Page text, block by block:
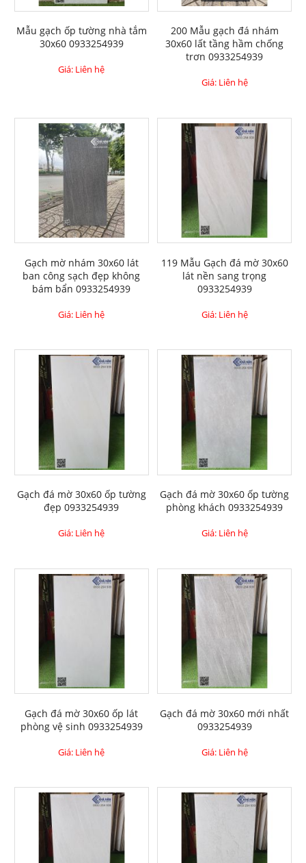
Mẫu gạch ốp tường nhà tắm
30x60 0933254939
Giá: Liên hệ
200 Mẫu gạch đá nhám
30x60 lất tầng hầm chống
trơn 0933254939
Giá: Liên hệ
Gạch mờ nhám 30x60 lát
ban công sạch đẹp không
bám bẩn 0933254939
Giá: Liên hệ
119 Mẫu Gạch đá mờ 30x60
lát nền sang trọng
0933254939
Giá: Liên hệ
Gạch đá mờ 30x60 ốp tường
đẹp 0933254939
Giá: Liên hệ
Gạch đá mờ 30x60 ốp tường
phòng khách 0933254939
Giá: Liên hệ
Gạch đá mờ 30x60 ốp lát
phòng vệ sinh 0933254939
Giá: Liên hệ
Gạch đá mờ 30x60 mới nhất
0933254939
Giá: Liên hệ